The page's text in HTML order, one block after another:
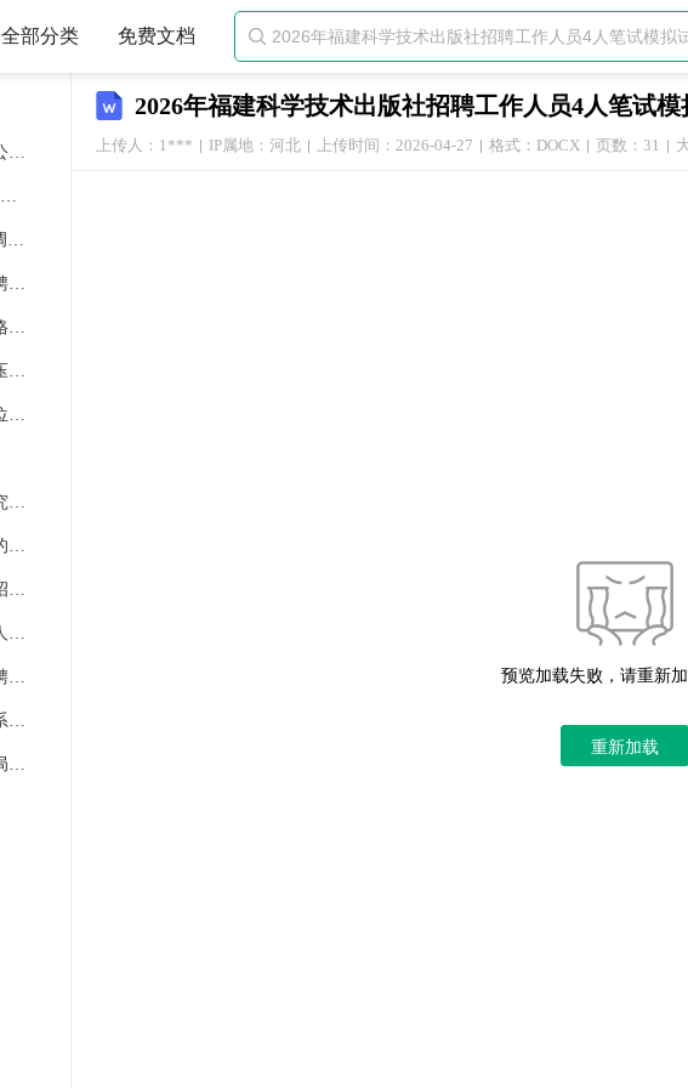
全部分类 免费文档 
2026年福建科学技术出版社招聘工作人员4人笔试
上传人：1*** IP属地：河北 上传时间：2026-04-27 格式：DOCX 页数：31
预览加载失败，请重新
重新加载
2026年河南省新乡市事业单位公开联考招聘702人考试备考试题及答案解析
招5人！国家广电总局青海招聘笔试参考题库及答案解析
版权运营行业网文IP开发周期调研报告
2026江苏无锡科技职业学院招聘高层次人才37人（长期）考试参考题库及答案解析
2026重庆云阳县双土镇招聘网格员2人笔试备考题库及答案解析
把问题当资源把挑战当机遇把压力当动力-心态塑造总结
2026浙江宁波市气象局下属单位公开招聘工作人员1人考试参考题库及答案解析
2026年潍坊市水利建筑设计研究院有限公司招聘（5名）考试备考试题及答案解析
幼儿园大班语言公开课《美丽的风筝》
2026年潍坊市妇幼保健院校园招聘（11人）笔试参考题库及答案解析
2026年泰兴市公开招聘教师16人笔试备考题库及答案解析
2026中国海洋石油春季校园招聘考试参考题库及答案解析
2026青海海西州德令哈市教育系统社会招聘普通高中编外教师38人笔试备考试题及答案解析
2026福建厦门市公安局思明分局招聘警务辅助人员20人笔试备考试题及答案解析